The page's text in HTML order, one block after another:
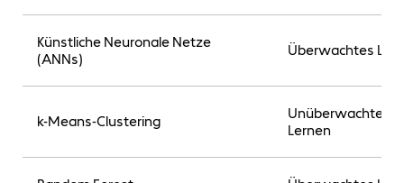
Künstliche Neuronale Netze
(ANNs)
Überwachtes
k-Means-Clustering
Unüberwachtes
Lernen